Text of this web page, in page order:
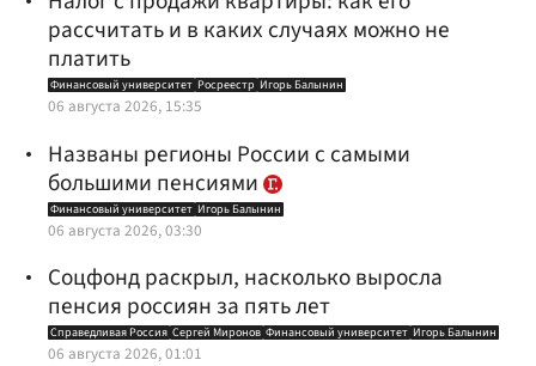
рассчитать и в каких случаях можно не
платить
Финансовый университет Росреестр Игорь Балынин
06 августа 2026, 15:35
Названы регионы России с самыми
большими пенсиями
Финансовый университет Игорь Балынин
06 августа 2026, 03:30
Соцфонд раскрыл, насколько выросла
пенсия россиян за пять лет
Справедливая Россия Сергей Миронов Финансовый университет Игорь Балынин
06 августа 2026, 01:01